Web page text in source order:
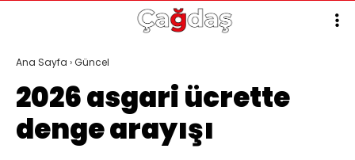
Ana Sayfa ›Güncel
2026 asgari ücrette
denge arayışı